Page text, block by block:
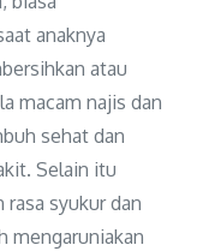
anaknya
atau
macam najis dan
sehat dan
Selain itu
rasa syukur dan
mengaruniakan